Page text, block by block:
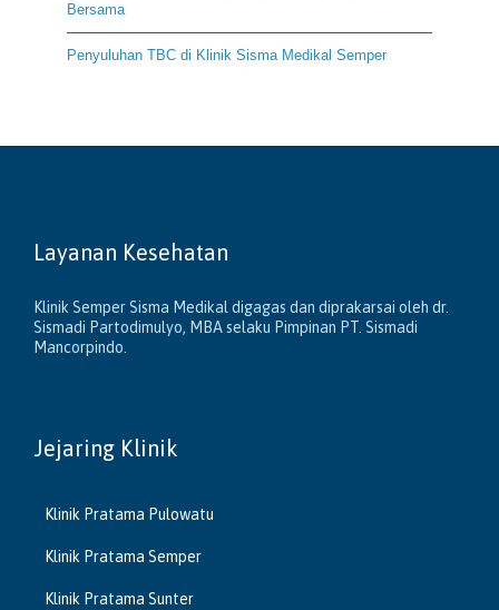
Bersama
Penyuluhan TBC di Klinik Sisma Medikal Semper
Layanan Kesehatan
Klinik Semper Sisma Medikal digagas dan diprakarsai oleh dr.
Sismadi Partodimulyo, MBA selaku Pimpinan PT. Sismadi
Mancorpindo.
Jejaring Klinik
Klinik Pratama Pulowatu
Klinik Pratama Semper
Klinik Pratama Sunter